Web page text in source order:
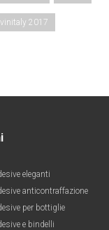
vinitaly 2017
eleganti
anticontraffazione
per bottiglie
e bindelli